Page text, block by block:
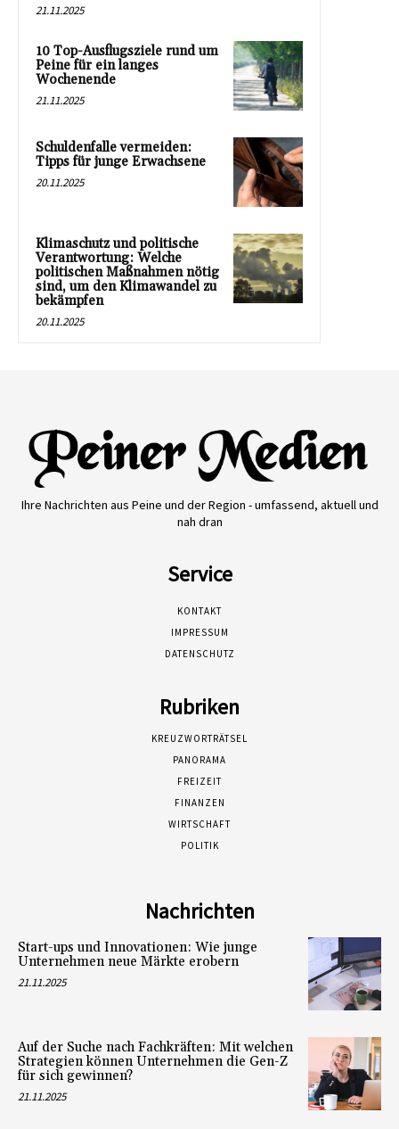
21.11.2025
10 Top-Ausflugsziele rund um
Peine für ein langes
Wochenende
21.11.2025
Schuldenfalle vermeiden:
Tipps für junge Erwachsene
20.11.2025
Klimaschutz und politische
Verantwortung: Welche
politischen Maßnahmen nötig
sind, um den Klimawandel zu
bekämpfen
20.11.2025
Ihre Nachrichten aus Peine und der Region - umfassend, aktuell und
nah dran
Service
KONTAKT
IMPRESSUM
DATENSCHUTZ
Rubriken
KREUZWORTRÄTSEL
PANORAMA
FREIZEIT
FINANZEN
WIRTSCHAFT
POLITIK
Nachrichten
Start-ups und Innovationen: Wie junge
Unternehmen neue Märkte erobern
21.11.2025
Auf der Suche nach Fachkräften: Mit welchen
Strategien können Unternehmen die Gen-Z
für sich gewinnen?
21.11.2025